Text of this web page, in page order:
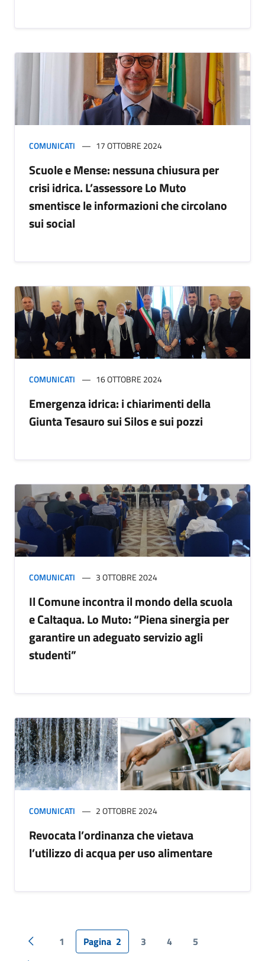
COMUNICATI 17 OTTOBRE 2024
Scuole e Mense: nessuna chiusura per
crisi idrica. L’assessore Lo Muto
smentisce le informazioni che circolano
sui social
COMUNICATI 16 OTTOBRE 2024
Emergenza idrica: i chiarimenti della
Giunta Tesauro sui Silos e sui pozzi
COMUNICATI 3 OTTOBRE 2024
Il Comune incontra il mondo della scuola
e Caltaqua. Lo Muto: “Piena sinergia per
garantire un adeguato servizio agli
studenti”
COMUNICATI 2 OTTOBRE 2024
Revocata l’ordinanza che vietava
l’utilizzo di acqua per uso alimentare
Pagina precedente
1 Pagina 2 3 4 5